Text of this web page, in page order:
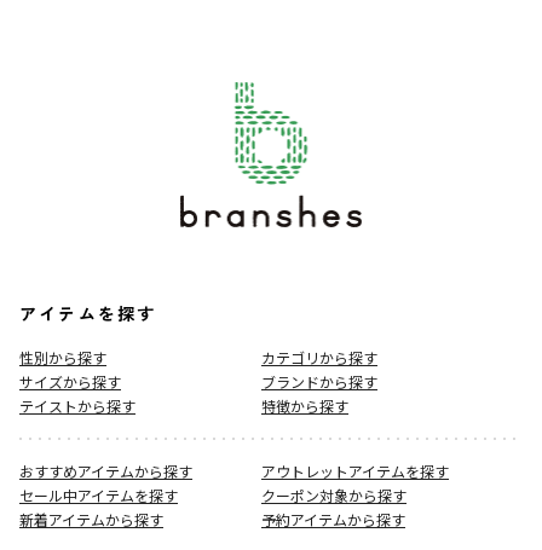
アイテムを探す
性別から探す
カテゴリから探す
サイズから探す
ブランドから探す
テイストから探す
特徴から探す
おすすめアイテムから探す
アウトレットアイテムを探す
セール中アイテムを探す
クーポン対象から探す
新着アイテムから探す
予約アイテムから探す